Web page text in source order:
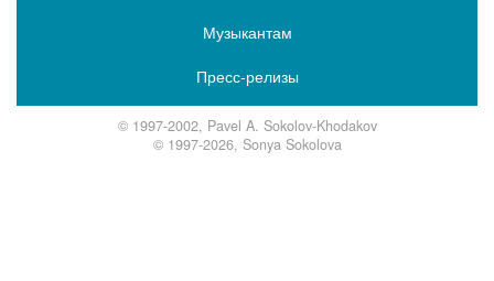
Музыкантам
Пресс-релизы
© 1997-2002, Pavel A. Sokolov-Khodakov
© 1997-2026, Sonya Sokolova